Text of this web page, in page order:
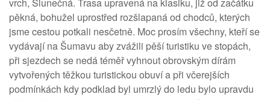
pěkná, bohužel uprostřed rozšlapaná od chodců, kterých
jsme cestou potkali nesčetně. Moc prosím všechny, kteří se
vydávají na Šumavu aby zvážili pěší turistiku ve stopách,
při sjezdech se nedá téměř vyhnout obrovským dírám
vytvořených těžkou turistickou obuví a při včerejších
podmínkách kdy podklad byl umrzlý do ledu bylo upravdu